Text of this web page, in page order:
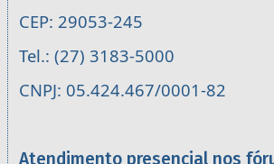
CEP: 29053-245
Tel.: (27) 3183-5000
CNPJ: 05.424.467/0001-82
Atendimento presencial nos